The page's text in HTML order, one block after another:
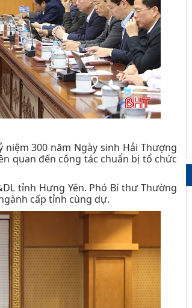
300 năm Ngày sinh Hải Thượng
quan đến công tác chuẩn bị tổ chức
tỉnh Hưng Yên. Phó Bí thư Thường
cấp tỉnh cùng dự.